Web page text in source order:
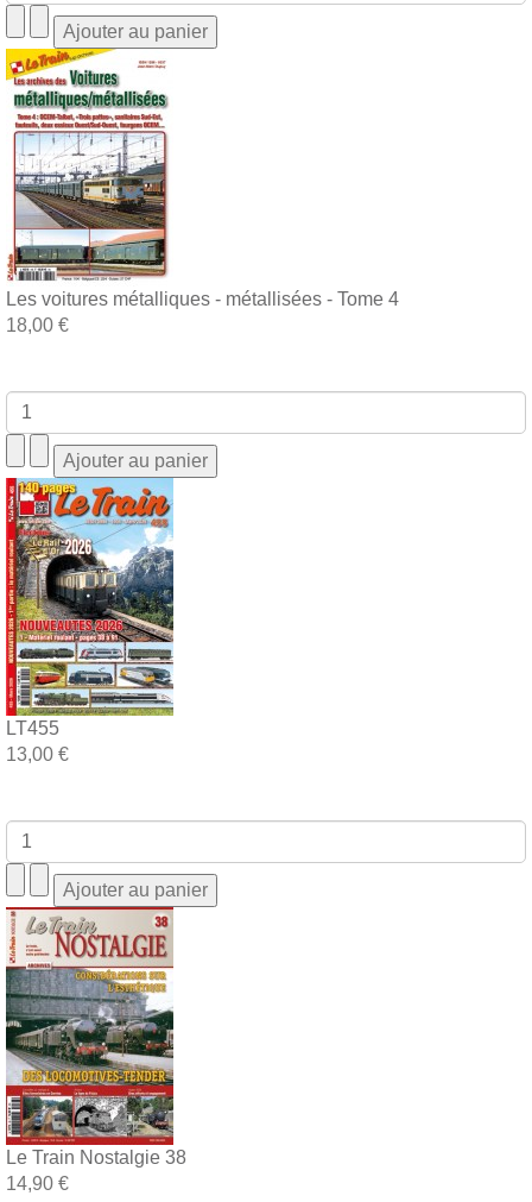
Les voitures métalliques - métallisées - Tome 4
18,00 €
LT455
13,00 €
Le Train Nostalgie 38
14,90 €